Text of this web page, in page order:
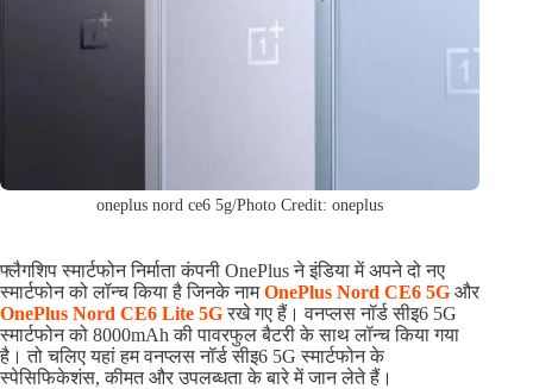
oneplus nord ce6 5g/Photo Credit: oneplus
फ्लैगशिप स्मार्टफोन निर्माता कंपनी OnePlus ने इंडिया में अपने दो नए
स्मार्टफोन को लॉन्च किया है जिनके नामOnePlus Nord CE6 5G और
OnePlus Nord CE6 Lite 5Gरखे गए हैं। वनप्लस नॉर्ड सीइ6 5G
स्मार्टफोन को 8000mAh की पावरफुल बैटरी के साथ लॉन्च किया गया
है। तो चलिए यहां हम वनप्लस नॉर्ड सीइ6 5G स्मार्टफोन के
स्पेसिफिकेशंस, कीमत और उपलब्धता के बारे में जान लेते हैं।